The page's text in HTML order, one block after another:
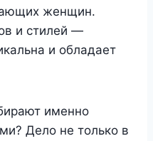
женщин.
и стилей —
и обладает
именно
Дело не только в